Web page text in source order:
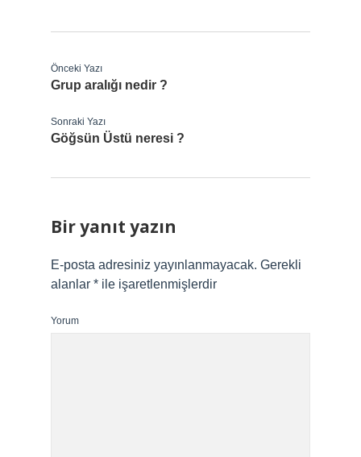
Önceki Yazı
Grup aralığı nedir ?
Sonraki Yazı
Göğsün Üstü neresi ?
Bir yanıt yazın
E-posta adresiniz yayınlanmayacak. Gerekli
alanlar * ile işaretlenmişlerdir
Yorum